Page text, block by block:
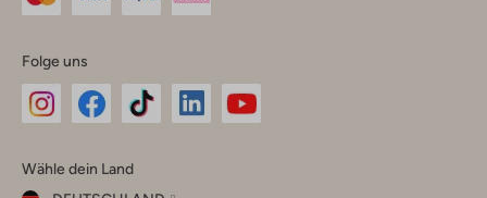
Folge uns
Instagram
Facebook
TikTok
Wähle dein Land